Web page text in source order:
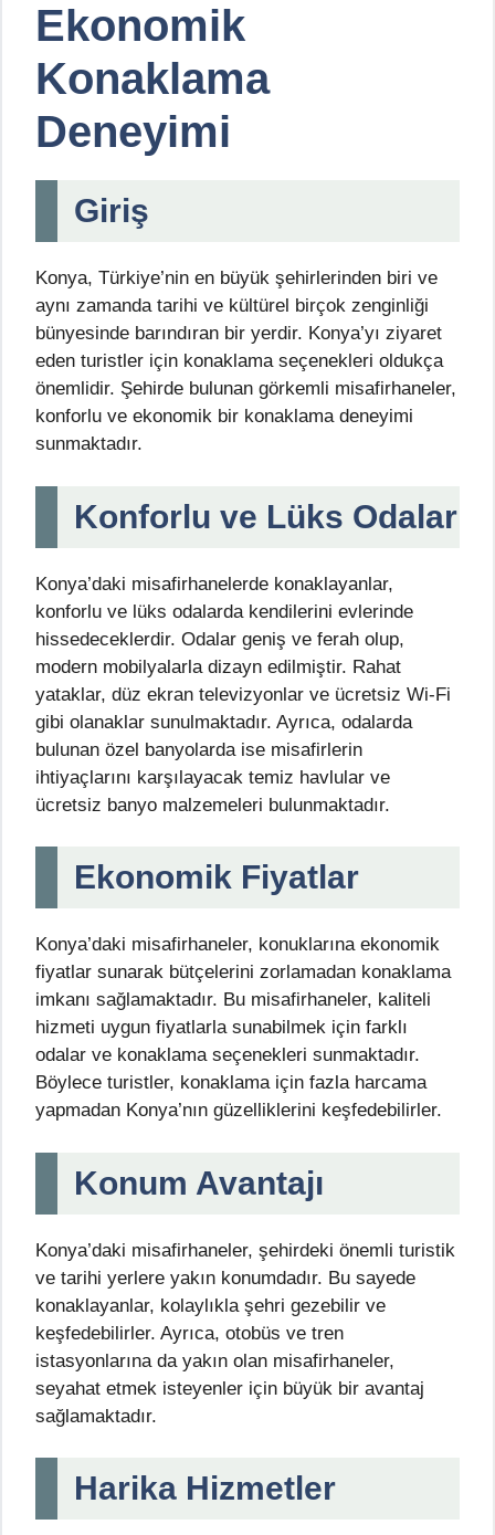
Ekonomik
Konaklama
Deneyimi
Giriş
Konya, Türkiye’nin en büyük şehirlerinden biri ve
aynı zamanda tarihi ve kültürel birçok zenginliği
bünyesinde barındıran bir yerdir. Konya’yı ziyaret
eden turistler için konaklama seçenekleri oldukça
önemlidir. Şehirde bulunan görkemli misafirhaneler,
konforlu ve ekonomik bir konaklama deneyimi
sunmaktadır.
Konforlu ve Lüks Odalar
Konya’daki misafirhanelerde konaklayanlar,
konforlu ve lüks odalarda kendilerini evlerinde
hissedeceklerdir. Odalar geniş ve ferah olup,
modern mobilyalarla dizayn edilmiştir. Rahat
yataklar, düz ekran televizyonlar ve ücretsiz Wi-Fi
gibi olanaklar sunulmaktadır. Ayrıca, odalarda
bulunan özel banyolarda ise misafirlerin
ihtiyaçlarını karşılayacak temiz havlular ve
ücretsiz banyo malzemeleri bulunmaktadır.
Ekonomik Fiyatlar
Konya’daki misafirhaneler, konuklarına ekonomik
fiyatlar sunarak bütçelerini zorlamadan konaklama
imkanı sağlamaktadır. Bu misafirhaneler, kaliteli
hizmeti uygun fiyatlarla sunabilmek için farklı
odalar ve konaklama seçenekleri sunmaktadır.
Böylece turistler, konaklama için fazla harcama
yapmadan Konya’nın güzelliklerini keşfedebilirler.
Konum Avantajı
Konya’daki misafirhaneler, şehirdeki önemli turistik
ve tarihi yerlere yakın konumdadır. Bu sayede
konaklayanlar, kolaylıkla şehri gezebilir ve
keşfedebilirler. Ayrıca, otobüs ve tren
istasyonlarına da yakın olan misafirhaneler,
seyahat etmek isteyenler için büyük bir avantaj
sağlamaktadır.
Harika Hizmetler